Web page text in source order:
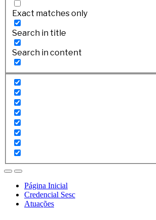
Exact matches only
Search in title
Search in content
Página Inicial
Credencial Sesc
Atuações